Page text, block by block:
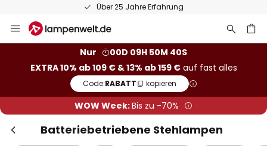
Über 25 Jahre Erfahrung
Inhalt
Nur
00D 09H 50M 39S
EXTRA 10% ab 109 € & 13% ab 159 €auf fast alles
Code:RABATT kopieren
WOW Week:Bis zu -70%
Batteriebetriebene Stehlampen